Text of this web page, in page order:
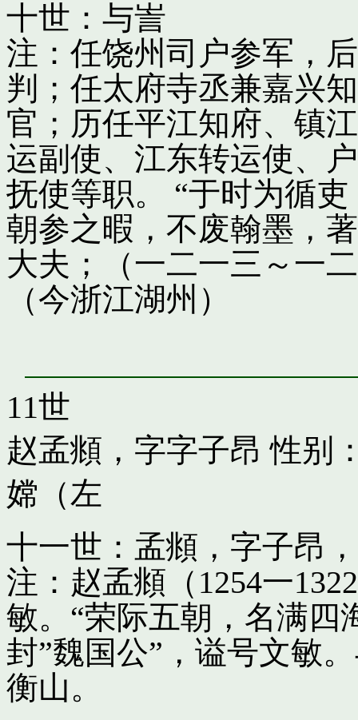
十世：与訔
注：任饶州司户参军，
判；任太府寺丞兼嘉兴
官；历任平江知府、镇
运副使、江东转运使、
抚使等职。 “于时为循
朝参之暇，不废翰墨，
大夫；（一二一三～一
（今浙江湖州）
11世
赵孟頫，字字子昂 性别
嫦（左
十一世：孟頫，字子昂
注：赵孟頫（1254一
敏。“荣际五朝，名满四
封”魏国公”，谥号文敏
衡山。